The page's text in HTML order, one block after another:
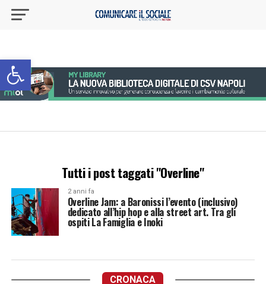
Apri la barra degli strumenti
Tutti i post taggati "Overline"
2 anni fa
Overline Jam: a Baronissi l’evento (inclusivo)
dedicato all’hip hop e alla street art. Tra gli
ospiti La Famiglia e Inoki
CRONACA